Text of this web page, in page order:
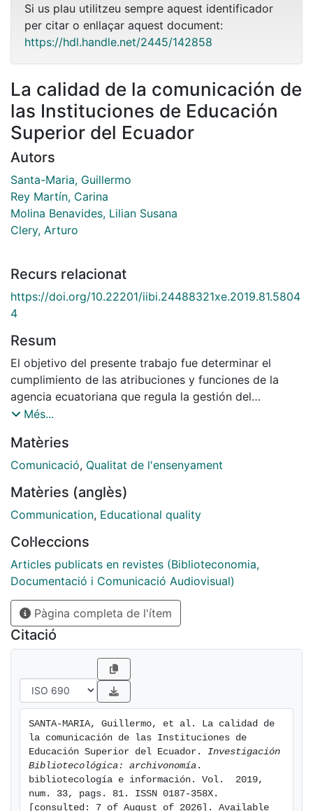
Si us plau utilitzeu sempre aquest identificador
per citar o enllaçar aquest document:
https://hdl.handle.net/2445/142858
La calidad de la comunicación de
las Instituciones de Educación
Superior del Ecuador
Autors
Santa-Maria, Guillermo
Rey Martín, Carina
Molina Benavides, Lilian Susana
Clery, Arturo
Recurs relacionat
https://doi.org/10.22201/iibi.24488321xe.2019.81.5804
4
Resum
El objetivo del presente trabajo fue determinar el
cumplimiento de las atribuciones y funciones de la
agencia ecuatoriana que regula la gestión del
aseguramiento de la calidad de la educación superior,
investigación exploratoria de las páginas web de
todas las universidades reguladas. Para el efecto, se
la información pertinente a través de un baremo. Los
resultados se clasifican con base en seis elementos
comunicación, su difusión y posicionamiento, la
imagen de las autoridades, la vinculación con otras
universidades, la gestión con instituciones
internacionales y el empoderamiento de la misión y
visión institucional. Cada uno de estos elementos
resenta sus propias características y son analizados
en el presente trabajo.
Més...
Matèries
Comunicació, Qualitat de l'ensenyament
Matèries (anglès)
Communication, Educational quality
Col·leccions
Articles publicats en revistes (Biblioteconomia,
Documentació i Comunicació Audiovisual)
Pàgina completa de l'ítem
Citació
SANTA-MARIA, Guillermo, et al. La calidad de
la comunicación de las Instituciones de
Educación Superior del Ecuador. Investigación
Bibliotecológica: archivonomía .
bibliotecología e información. Vol.  2019,
num. 33, pags. 81. ISSN 0187-358X.
[consulted: 7 of August of 2026]. Available